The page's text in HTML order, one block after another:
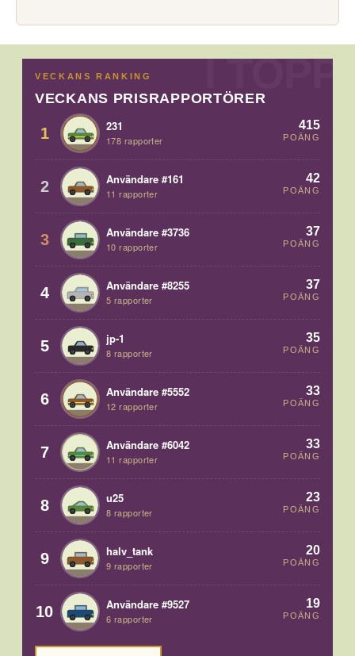
VECKANS RANKING
VECKANS PRISRAPPORTÖRER
1 231
178 rapporter
415
POÄNG
2 Användare #161
11 rapporter
42
POÄNG
3 Användare #3736
10 rapporter
37
POÄNG
4 Användare #8255
5 rapporter
37
POÄNG
5 jp-1
8 rapporter
35
POÄNG
6 Användare #5552
12 rapporter
33
POÄNG
7 Användare #6042
11 rapporter
33
POÄNG
8 u25
8 rapporter
23
POÄNG
9 halv_tank
9 rapporter
20
POÄNG
10 Användare #9527
6 rapporter
19
POÄNG